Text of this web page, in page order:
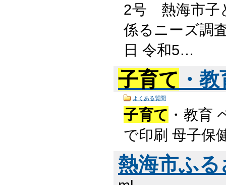
2号 熱海市子
係るニーズ調
日 令和5…
子育て ・
よくある質問
子育て ・教
で印刷 母子保
熱海市ふ